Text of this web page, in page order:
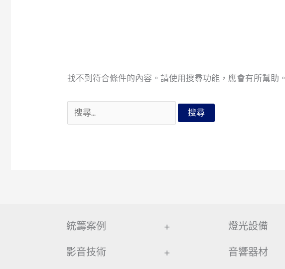
找不到符合條件的內容。請使用搜尋功能，應會有所幫助。
搜
尋
統籌案例 +
影音技術 +
燈光設備
音響器材